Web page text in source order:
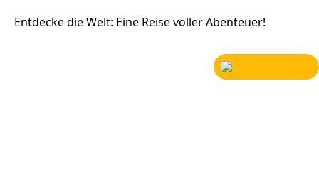
Entdecke die Welt: Eine Reise voller Abenteuer!